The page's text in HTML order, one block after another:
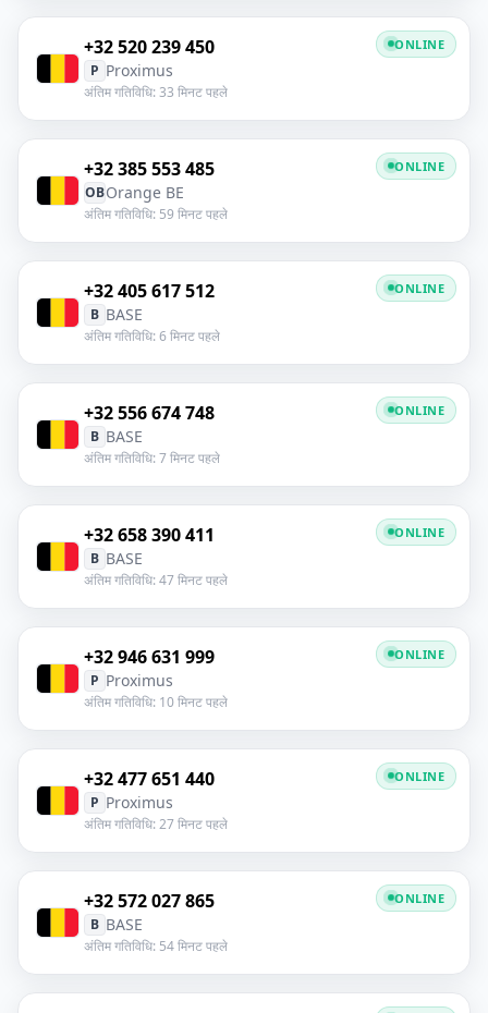
+32 520 239 450
P Proximus
अंतिम गतिविधि: 33 मिनट पहले
ONLINE
+32 385 553 485
OBOrange BE
अंतिम गतिविधि: 59 मिनट पहले
ONLINE
+32 405 617 512
B BASE
अंतिम गतिविधि: 6 मिनट पहले
ONLINE
+32 556 674 748
B BASE
अंतिम गतिविधि: 7 मिनट पहले
ONLINE
+32 658 390 411
B BASE
अंतिम गतिविधि: 47 मिनट पहले
ONLINE
+32 946 631 999
P Proximus
अंतिम गतिविधि: 10 मिनट पहले
ONLINE
+32 477 651 440
P Proximus
अंतिम गतिविधि: 27 मिनट पहले
ONLINE
+32 572 027 865
B BASE
अंतिम गतिविधि: 54 मिनट पहले
ONLINE